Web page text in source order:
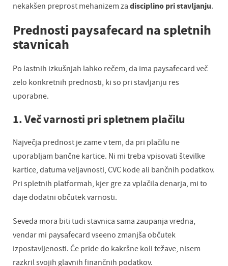
nekakšen preprost mehanizem za disciplino pri stavljanju.
Prednosti paysafecard na spletnih
stavnicah
Po lastnih izkušnjah lahko rečem, da ima paysafecard več
zelo konkretnih prednosti, ki so pri stavljanju res
uporabne.
1. Več varnosti pri spletnem plačilu
Največja prednost je zame v tem, da pri plačilu ne
uporabljam bančne kartice. Ni mi treba vpisovati številke
kartice, datuma veljavnosti, CVC kode ali bančnih podatkov.
Pri spletnih platformah, kjer gre za vplačila denarja, mi to
daje dodatni občutek varnosti.
Seveda mora biti tudi stavnica sama zaupanja vredna,
vendar mi paysafecard vseeno zmanjša občutek
izpostavljenosti. Če pride do kakršne koli težave, nisem
razkril svojih glavnih finančnih podatkov.